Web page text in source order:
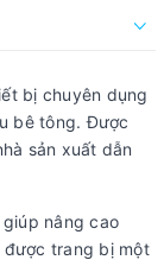
bị chuyên dụng
bê tông. Được
sản xuất dẫn
nâng cao
được trang bị một